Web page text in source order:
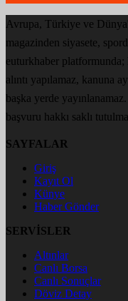
Avrupa, Türkiye ve
magazinden siyasete,
euturkhaber
alıntı yapılamaz, kanuna
başka yerde
başvuru hakkı saklı
SAYFALAR
Giriş
Kayıt Ol
Künye
Haber Gönder
SERVİSLER
Altınlar
Canlı Borsa
Canlı Sonuçlar
Döviz Detay